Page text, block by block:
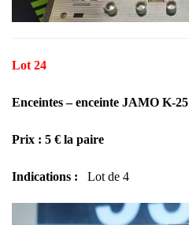
Lot 24
Enceintes – enceinte JAMO K-25
Prix : 5 € la paire
Indications : Lot de 4